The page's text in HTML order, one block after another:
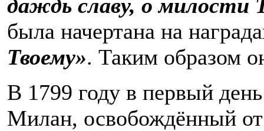
даждь славу, о милости
была начертана на
Твоему». Таким образом
В 1799 году в первый
Милан, освобождённый